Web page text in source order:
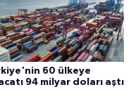
60 ülkeye
94 milyar doları aştı